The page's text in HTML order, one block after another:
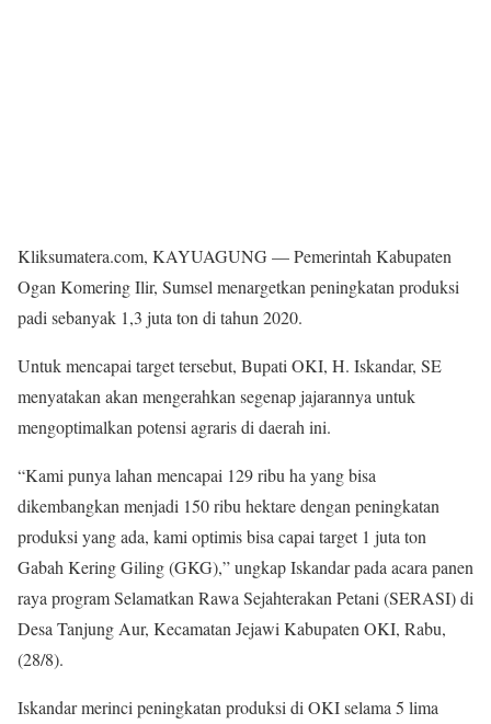
Kliksumatera.com, KAYUAGUNG — Pemerintah Kabupaten
Ogan Komering Ilir, Sumsel menargetkan peningkatan produksi
padi sebanyak 1,3 juta ton di tahun 2020.
Untuk mencapai target tersebut, Bupati OKI, H. Iskandar, SE
menyatakan akan mengerahkan segenap jajarannya untuk
mengoptimalkan potensi agraris di daerah ini.
“Kami punya lahan mencapai 129 ribu ha yang bisa
dikembangkan menjadi 150 ribu hektare dengan peningkatan
produksi yang ada, kami optimis bisa capai target 1 juta ton
Gabah Kering Giling (GKG),” ungkap Iskandar pada acara panen
raya program Selamatkan Rawa Sejahterakan Petani (SERASI) di
Desa Tanjung Aur, Kecamatan Jejawi Kabupaten OKI, Rabu,
(28/8).
Iskandar merinci peningkatan produksi di OKI selama 5 lima